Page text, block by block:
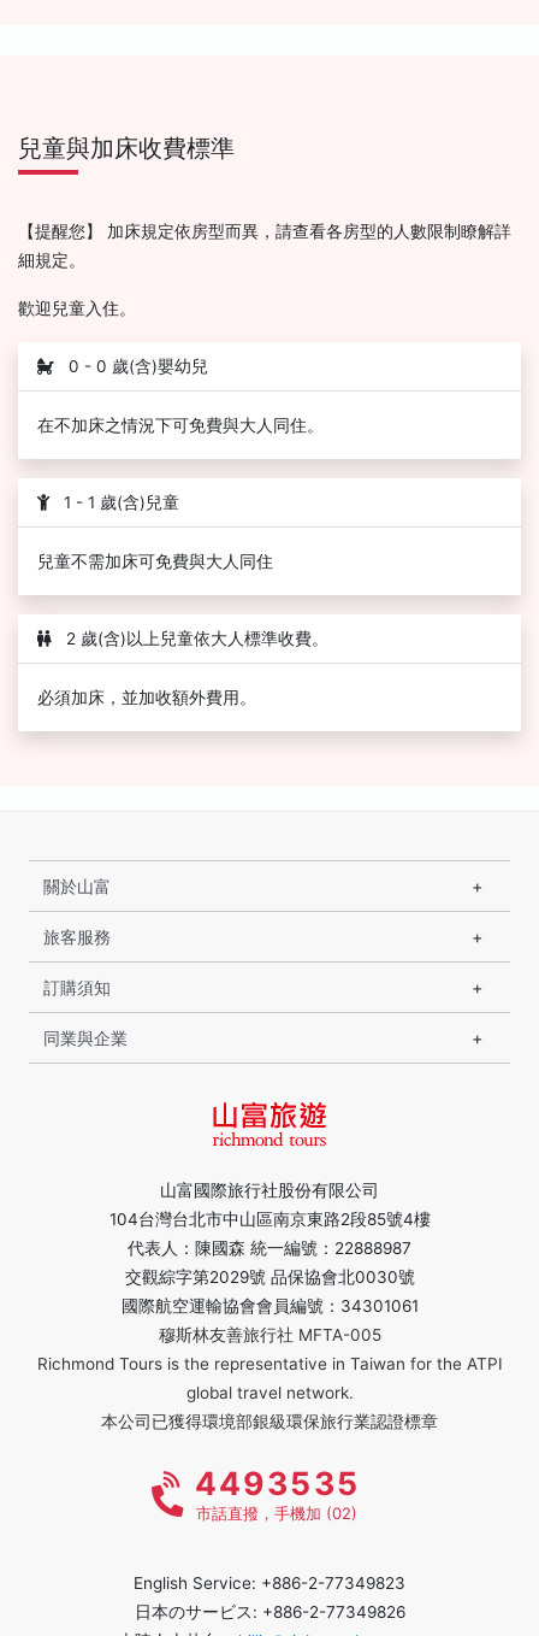
兒童與加床收費標準
【提醒您】 加床規定依房型而異，請查看各房型的人數限制瞭解詳
細規定。
歡迎兒童入住。
0 - 0 歲(含)嬰幼兒
在不加床之情況下可免費與大人同住。
1 - 1 歲(含)兒童
兒童不需加床可免費與大人同住
2 歲(含)以上兒童依大人標準收費。
必須加床，並加收額外費用。
山富國際旅行社股份有限公司
104台灣台北市中山區南京東路2段85號4樓
代表人：陳國森 統一編號：22888987
交觀綜字第2029號 品保協會北0030號
國際航空運輸協會會員編號：34301061
穆斯林友善旅行社 MFTA-005
Richmond Tours is the representative in Taiwan for the ATPI
global travel network.
本公司已獲得環境部銀級環保旅行業認證標章
關於山富
旅客服務
訂購須知
同業與企業
4493535
市話直撥，手機加 (02)
English Service: +886-2-77349823
日本のサービス: +886-2-77349826